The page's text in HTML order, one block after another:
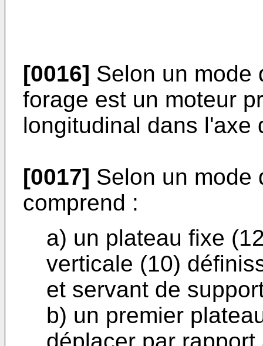
[0016] Selon un mode
forage est un moteur
longitudinal dans l'axe
[0017] Selon un mode
comprend :
a) un plateau fixe
verticale (10)
et servant de
b) un premier